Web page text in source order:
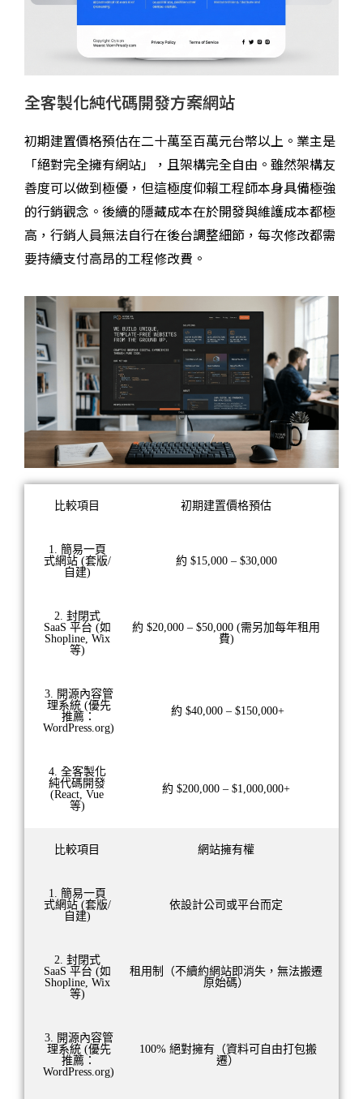
全客製化純代碼開發方案網站
初期建置價格預估在二十萬至百萬元台幣以上。業主是
「絕對完全擁有網站」，且架構完全自由。雖然架構友
善度可以做到極優，但這極度仰賴工程師本身具備極強
的行銷觀念。後續的隱藏成本在於開發與維護成本都極
高，行銷人員無法自行在後台調整細節，每次修改都需
要持續支付高昂的工程修改費。
比較項目 初期建置價格預估
1. 簡易一頁
式網站 (套版/
自建)
約 $15,000 – $30,000
2. 封閉式
SaaS 平台 (如
Shopline, Wix
等)
約 $20,000 – $50,000 (需另加每年租用
費)
3. 開源內容管
理系統 (優先
推薦：
WordPress.org)
約 $40,000 – $150,000+
4. 全客製化
純代碼開發
(React, Vue
等)
約 $200,000 – $1,000,000+
比較項目 網站擁有權
1. 簡易一頁
式網站 (套版/
自建)
依設計公司或平台而定
2. 封閉式
SaaS 平台 (如
Shopline, Wix
等)
租用制（不續約網站即消失，無法搬遷
原始碼）
3. 開源內容管
理系統 (優先
推薦：
WordPress.org)
100% 絕對擁有（資料可自由打包搬
遷）